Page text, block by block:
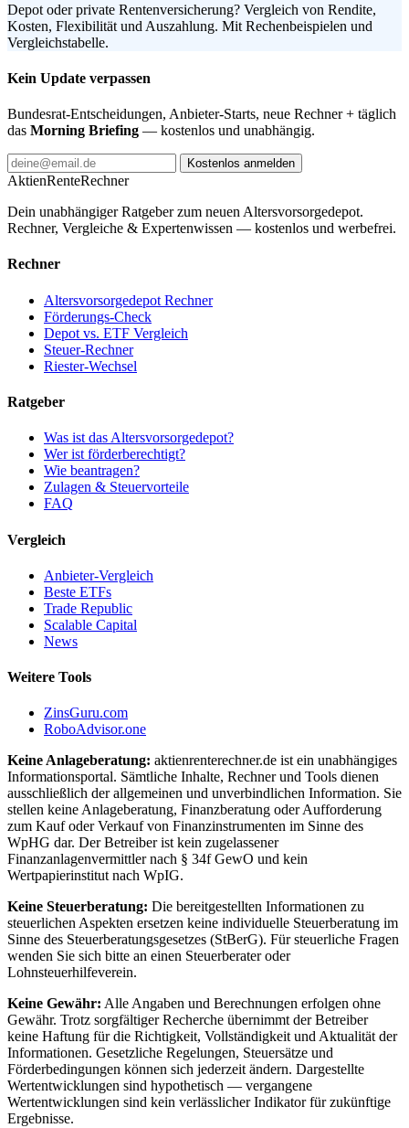
Depot oder private Rentenversicherung? Vergleich von Rendite,
Kosten, Flexibilität und Auszahlung. Mit Rechenbeispielen und
Vergleichstabelle.
Kein Update verpassen
Bundesrat-Entscheidungen, Anbieter-Starts, neue Rechner + täglich
das Morning Briefing — kostenlos und unabhängig.
Kostenlos anmelden
AktienRenteRechner
Dein unabhängiger Ratgeber zum neuen Altersvorsorgedepot.
Rechner, Vergleiche & Expertenwissen — kostenlos und werbefrei.
Rechner
Altersvorsorgedepot Rechner
Förderungs-Check
Depot vs. ETF Vergleich
Steuer-Rechner
Riester-Wechsel
Ratgeber
Was ist das Altersvorsorgedepot?
Wer ist förderberechtigt?
Wie beantragen?
Zulagen & Steuervorteile
FAQ
Vergleich
Anbieter-Vergleich
Beste ETFs
Trade Republic
Scalable Capital
News
Weitere Tools
ZinsGuru.com
RoboAdvisor.one
Keine Anlageberatung: aktienrenterechner.de ist ein unabhängiges
Informationsportal. Sämtliche Inhalte, Rechner und Tools dienen
ausschließlich der allgemeinen und unverbindlichen Information. Sie
stellen keine Anlageberatung, Finanzberatung oder Aufforderung
zum Kauf oder Verkauf von Finanzinstrumenten im Sinne des
WpHG dar. Der Betreiber ist kein zugelassener
Finanzanlagenvermittler nach § 34f GewO und kein
Wertpapierinstitut nach WpIG.
Keine Steuerberatung: Die bereitgestellten Informationen zu
steuerlichen Aspekten ersetzen keine individuelle Steuerberatung im
Sinne des Steuerberatungsgesetzes (StBerG). Für steuerliche Fragen
wenden Sie sich bitte an einen Steuerberater oder
Lohnsteuerhilfeverein.
Keine Gewähr: Alle Angaben und Berechnungen erfolgen ohne
Gewähr. Trotz sorgfältiger Recherche übernimmt der Betreiber
keine Haftung für die Richtigkeit, Vollständigkeit und Aktualität der
Informationen. Gesetzliche Regelungen, Steuersätze und
Förderbedingungen können sich jederzeit ändern. Dargestellte
Wertentwicklungen sind hypothetisch — vergangene
Wertentwicklungen sind kein verlässlicher Indikator für zukünftige
Ergebnisse.